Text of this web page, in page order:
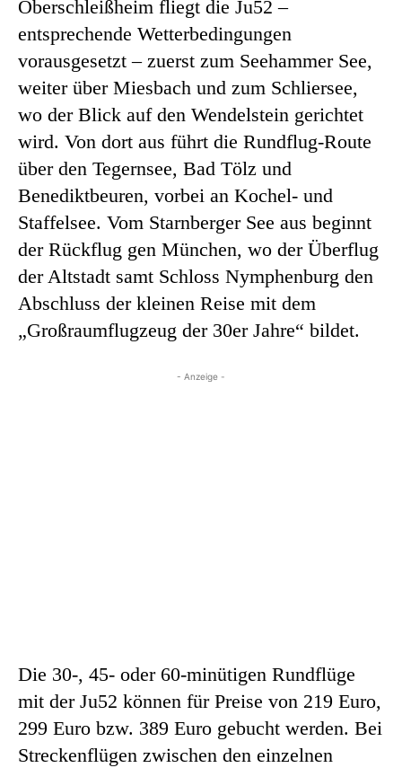
Oberschleißheim fliegt die Ju52 –
entsprechende Wetterbedingungen
vorausgesetzt – zuerst zum Seehammer See,
weiter über Miesbach und zum Schliersee,
wo der Blick auf den Wendelstein gerichtet
wird. Von dort aus führt die Rundflug-Route
über den Tegernsee, Bad Tölz und
Benediktbeuren, vorbei an Kochel- und
Staffelsee. Vom Starnberger See aus beginnt
der Rückflug gen München, wo der Überflug
der Altstadt samt Schloss Nymphenburg den
Abschluss der kleinen Reise mit dem
„Großraumflugzeug der 30er Jahre“ bildet.
- Anzeige -
Die 30-, 45- oder 60-minütigen Rundflüge
mit der Ju52 können für Preise von 219 Euro,
299 Euro bzw. 389 Euro gebucht werden. Bei
Streckenflügen zwischen den einzelnen